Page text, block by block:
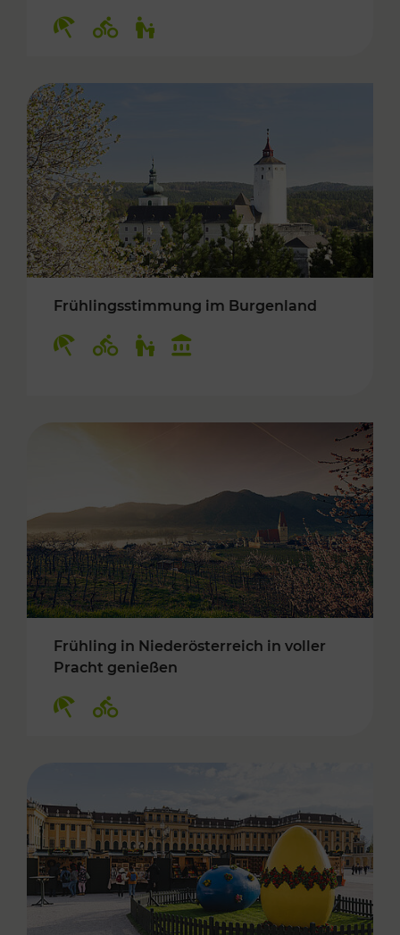
Frühlingsstimmung im Burgenland
Frühling in Niederösterreich in voller
Pracht genießen